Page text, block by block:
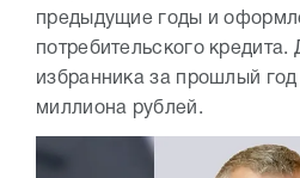
предыдущие годы и
потребительского
избранника за прошлый
миллиона рублей.